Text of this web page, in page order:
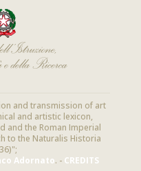
and transmission of art
and artistic lexicon,
and the Roman Imperial
to the Naturalis Historia
Adornato. - CREDITS